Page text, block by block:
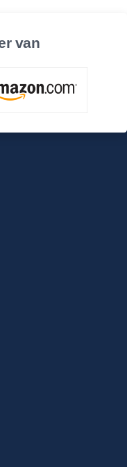
van